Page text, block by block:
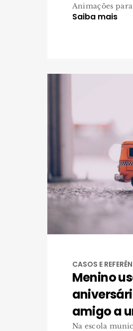
Animações
Saiba mais
CASOS E
Menino
amigo a
Na escola